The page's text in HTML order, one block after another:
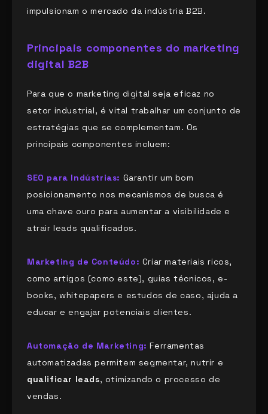
impulsionam o mercado da indústria B2B.
Principais componentes do marketing
digital B2B
Para que o marketing digital seja eficaz no
setor industrial, é vital trabalhar um conjunto de
estratégias que se complementam. Os
principais componentes incluem:
SEO para Indústrias: Garantir um bom
posicionamento nos mecanismos de busca é
uma chave ouro para aumentar a visibilidade e
atrair leads qualificados.
Marketing de Conteúdo: Criar materiais ricos,
como artigos (como este), guias técnicos, e-
books, whitepapers e estudos de caso, ajuda a
educar e engajar potenciais clientes.
Automação de Marketing: Ferramentas
automatizadas permitem segmentar, nutrir e
qualificar leads, otimizando o processo de
vendas.